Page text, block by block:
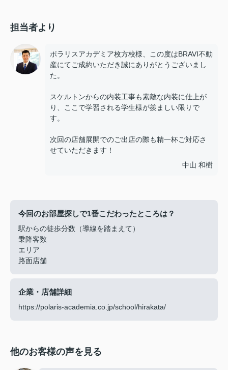
担当者より
ポラリスアカデミア枚方校様、この度はBRAVI不動
産にてご成約いただき誠にありがとうございまし
た。
スケルトンからの内装工事も素敵な内装に仕上が
り、ここで学習される学生様が羨ましい限りで
す。
次回の店舗展開でのご出店の際も精一杯ご対応さ
せていただきます！
中山 和樹
今回のお部屋探しで1番こだわったところは？
駅からの徒歩分数（導線を踏まえて）
乗降客数
エリア
路面店舗
企業・店舗詳細
https://polaris-academia.co.jp/school/hirakata/
他のお客様の声を見る